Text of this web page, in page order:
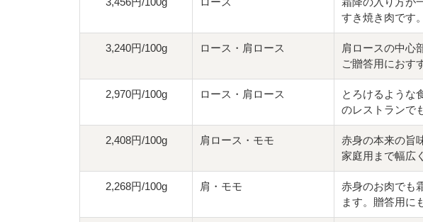
すき焼き肉です
3,240円/100g ロース・肩ロース
肩ロースの中心
ご贈答用におす
2,970円/100g ロース・肩ロース
とろけるような
のレストランで
2,408円/100g 肩ロース・モモ
赤身の本来の旨
家庭用まで幅広
2,268円/100g 肩・モモ
赤身のお肉でも
ます。贈答用に